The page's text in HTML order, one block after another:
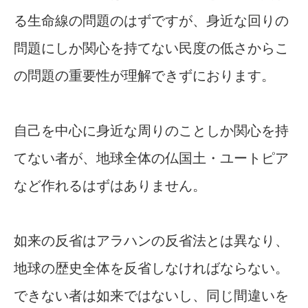
る生命線の問題のはずですが、身近な回りの
問題にしか関心を持てない民度の低さからこ
の問題の重要性が理解できずにおります。
自己を中心に身近な周りのことしか関心を持
てない者が、地球全体の仏国土・ユートピア
など作れるはずはありません。
如来の反省はアラハンの反省法とは異なり、
地球の歴史全体を反省しなければならない。
できない者は如来ではないし、同じ間違いを